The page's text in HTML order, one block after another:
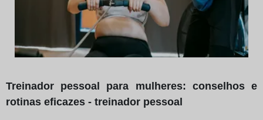
Treinador pessoal para mulheres: conselhos e
rotinas eficazes - treinador pessoal